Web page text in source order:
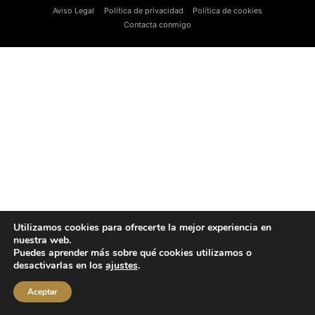
Aviso Legal Política de privacidad
Política de cookies
Contacta conmigo
Utilizamos cookies para ofrecerte la mejor experiencia en
nuestra web.
Puedes aprender más sobre qué cookies utilizamos o
desactivarlas en los ajustes.
Aceptar